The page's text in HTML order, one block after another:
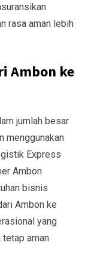
rasa aman lebih
Ambon ke
jumlah besar
menggunakan
Express
Ambon
bisnis
Ambon ke
yang
tetap aman